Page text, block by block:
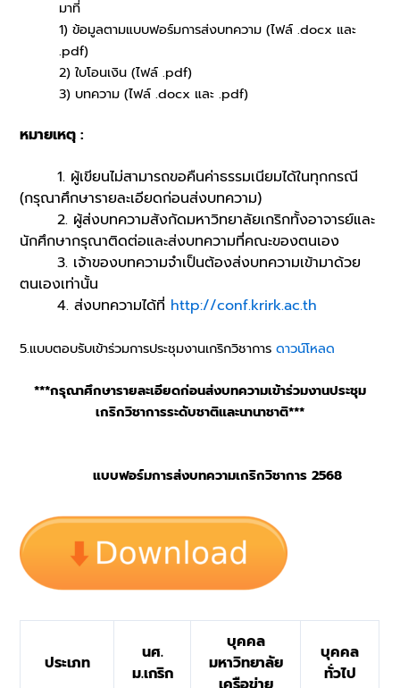
มาที่
1) ข้อมูลตามแบบฟอร์มการส่งบทความ (ไฟล์ .docx และ
.pdf)
2) ใบโอนเงิน (ไฟล์ .pdf)
3) บทความ (ไฟล์ .docx และ .pdf)
หมายเหตุ :
1. ผู้เขียนไม่สามารถขอคืนค่าธรรมเนียมได้ในทุกกรณี
(กรุณาศึกษารายละเอียดก่อนส่งบทความ)
2. ผู้ส่งบทความสังกัดมหาวิทยาลัยเกริกทั้งอาจารย์และ
นักศึกษากรุณาติดต่อและส่งบทความที่คณะของตนเอง
3. เจ้าของบทความจำเป็นต้องส่งบทความเข้ามาด้วย
ตนเองเท่านั้น
4. ส่งบทความได้ที่ http://conf.krirk.ac.th
5.แบบตอบรับเข้าร่วมการประชุมงานเกริกวิชาการดาวน์โหลด
***กรุณาศึกษารายละเอียดก่อนส่งบทความเข้าร่วมงานประชุม
เกริกวิชาการระดับชาติและนานาชาติ***
แบบฟอร์มการส่งบทความเกริกวิชาการ 2568
ประเภท
นศ.
ม.เกริก
บุคคล
มหาวิทยาลัย
บุคคล
ทั่วไป